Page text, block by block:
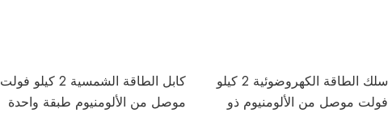
سلك الطاقة الكهروضوئية 2 كيلو
فولت موصل من الألومنيوم ذو
كابل الطاقة الشمسية 2 كيلو فولت
موصل من الألومنيوم طبقة واحدة